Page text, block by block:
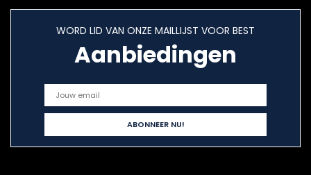
WORD LID VAN ONZE MAILLIJST VOOR BEST
Aanbiedingen